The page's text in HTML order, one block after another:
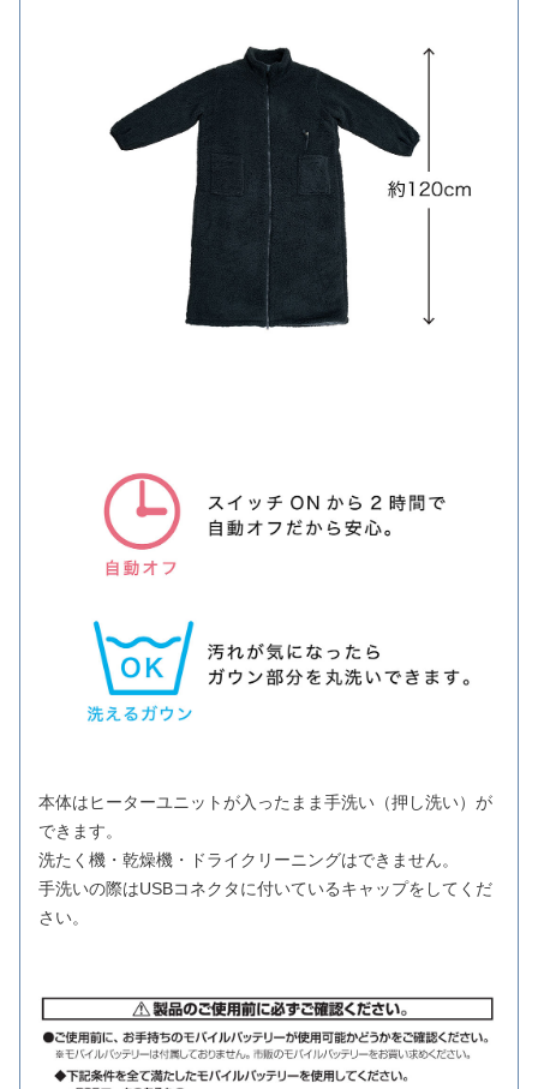
本体はヒーターユニットが入ったまま手洗い（押し洗い）が
できます。
洗たく機・乾燥機・ドライクリーニングはできません。
手洗いの際はUSBコネクタに付いているキャップをしてくだ
さい。